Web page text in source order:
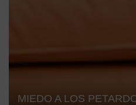
MIEDO A LOS